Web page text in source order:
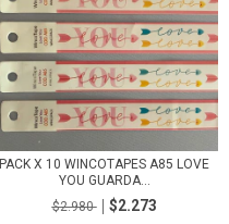
PACK X 10 WINCOTAPES A85 LOVE
YOU GUARDA...
$2.980
$2.273